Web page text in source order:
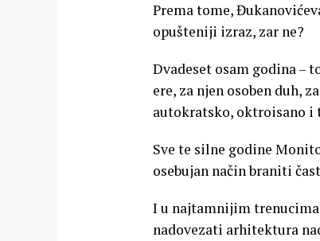
Prema tome,
opušteniji izraz, zar ne?
Dvadeset osam godina –
ere, za njen osoben duh,
autokratsko, oktroisano i
Sve te silne godine
osebujan način braniti
I u najtamnijim trenucima
nadovezati arhitektura